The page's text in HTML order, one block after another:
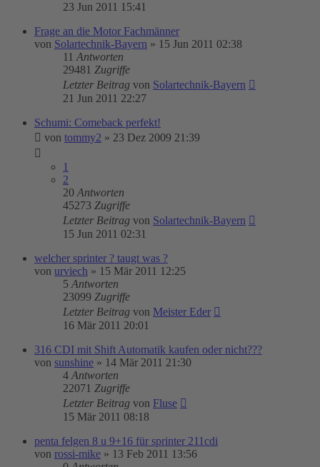
23 Jun 2011 15:41
Frage an die Motor Fachmänner
von Solartechnik-Bayern » 15 Jun 2011 02:38
11 Antworten
29481 Zugriffe
Letzter Beitrag von Solartechnik-Bayern
21 Jun 2011 22:27
Schumi: Comeback perfekt!
von tommy2 » 23 Dez 2009 21:39
1
2
20 Antworten
45273 Zugriffe
Letzter Beitrag von Solartechnik-Bayern
15 Jun 2011 02:31
welcher sprinter ? taugt was ?
von urviech » 15 Mär 2011 12:25
5 Antworten
23099 Zugriffe
Letzter Beitrag von Meister Eder
16 Mär 2011 20:01
316 CDI mit Shift Automatik kaufen oder nicht???
von sunshine » 14 Mär 2011 21:30
4 Antworten
22071 Zugriffe
Letzter Beitrag von Fluse
15 Mär 2011 08:18
penta felgen 8 u 9+16 für sprinter 211cdi
von rossi-mike » 13 Feb 2011 13:56